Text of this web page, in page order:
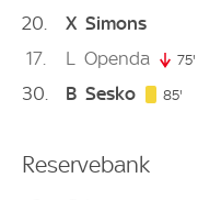
20 X Simons
17
L Openda 75'
30 B Sesko 85'
Reservebank